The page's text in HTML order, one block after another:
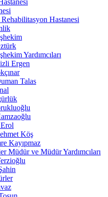
Hastanesi
Yardımcıları
Ergen
Talas
Köş
Kayıpmaz
Müdür ve Müdür Yardımcıları